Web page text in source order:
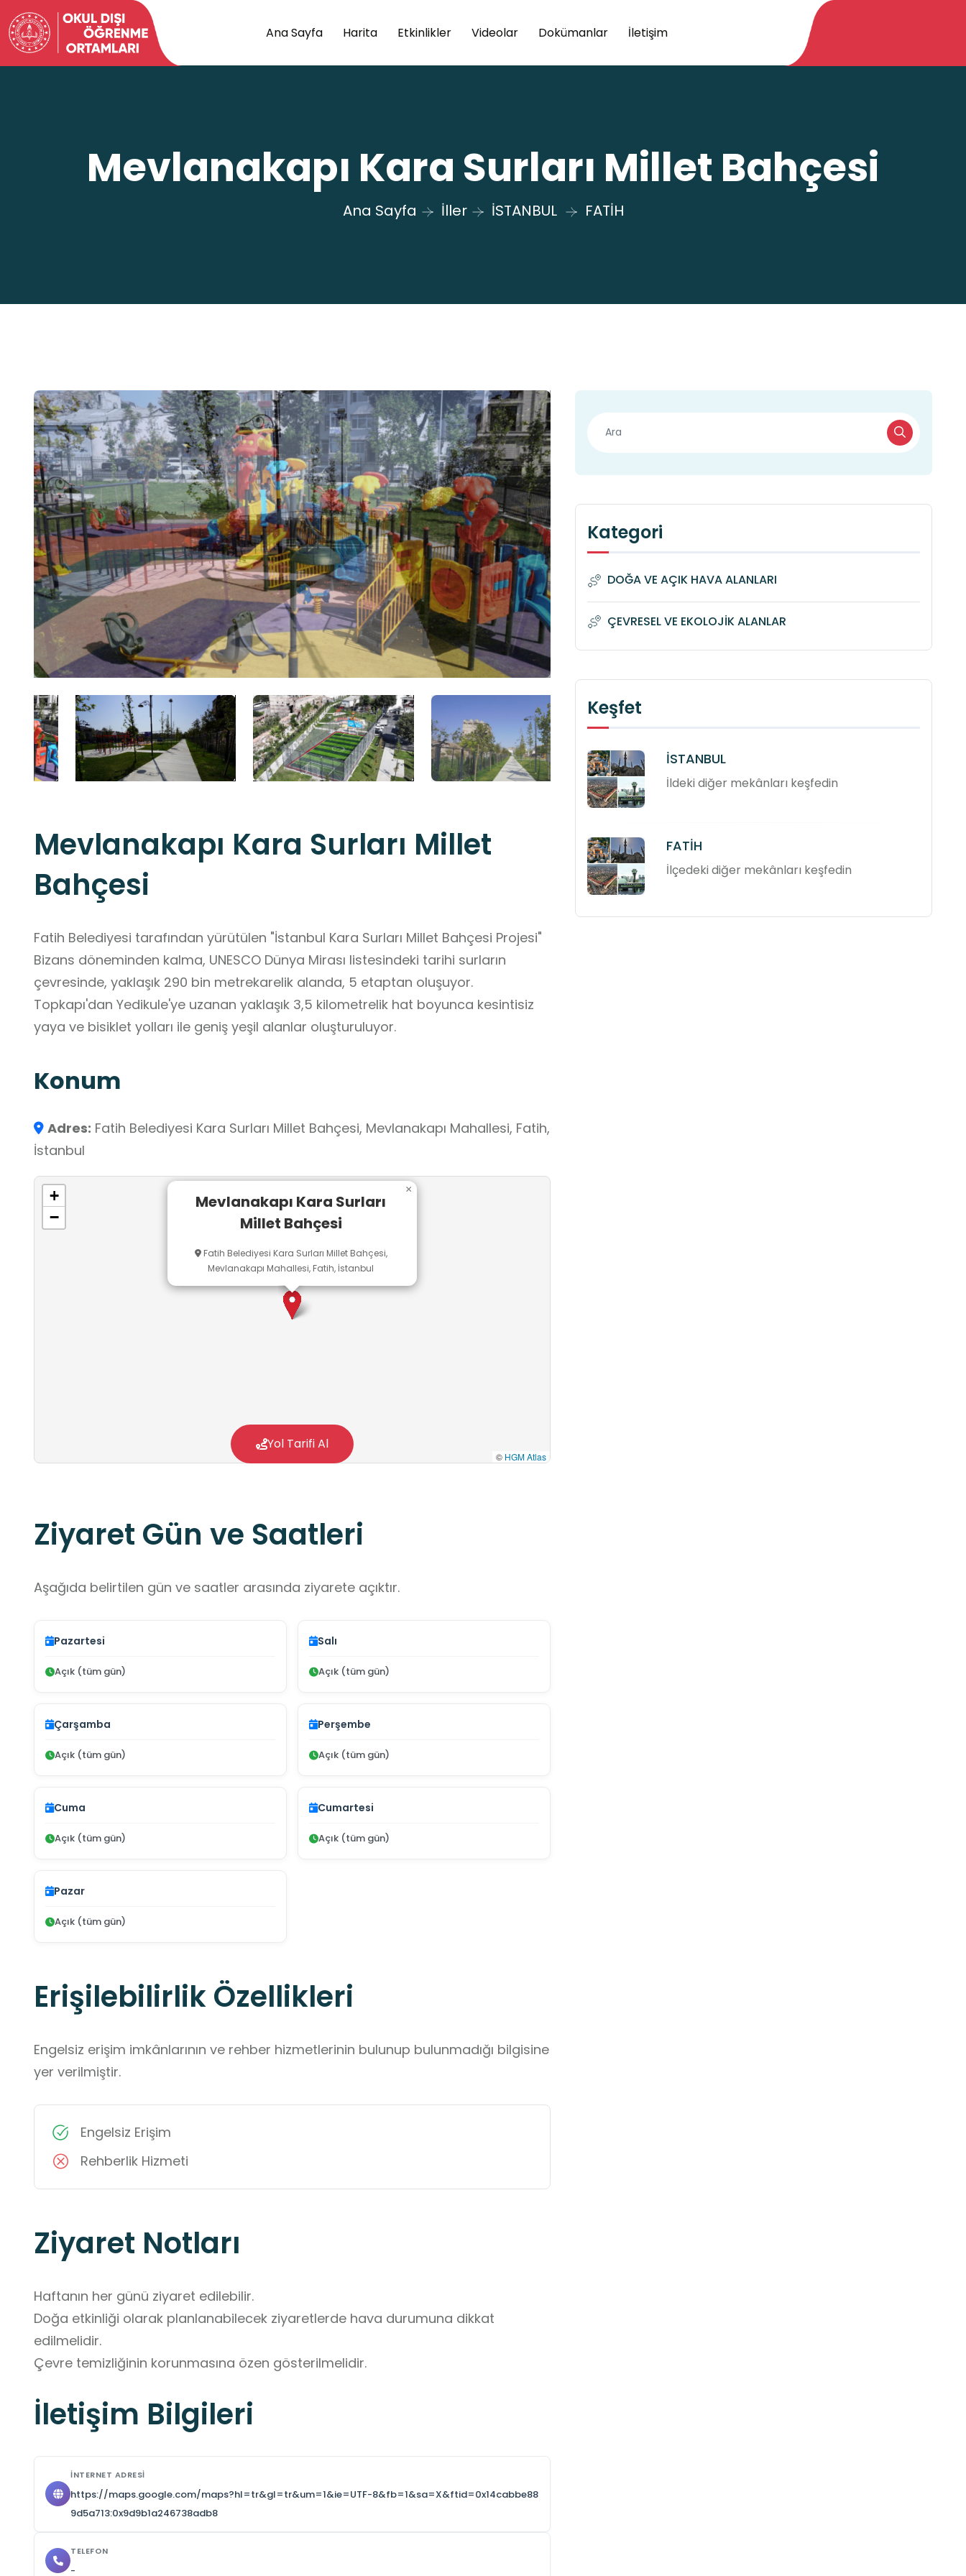
Ana Sayfa Harita Etkinlikler Videolar Dokümanlar İletişim
Mevlanakapı Kara Surları Millet Bahçesi
Ana Sayfa İller İSTANBUL FATİH
Mevlanakapı Kara Surları Millet
Bahçesi
Fatih Belediyesi tarafından yürütülen "İstanbul Kara Surları Millet Bahçesi Projesi"
Bizans döneminden kalma, UNESCO Dünya Mirası listesindeki tarihi surların
çevresinde, yaklaşık 290 bin metrekarelik alanda, 5 etaptan oluşuyor.
Topkapı'dan Yedikule'ye uzanan yaklaşık 3,5 kilometrelik hat boyunca kesintisiz
yaya ve bisiklet yolları ile geniş yeşil alanlar oluşturuluyor.
Konum
Adres: Fatih Belediyesi Kara Surları Millet Bahçesi, Mevlanakapı Mahallesi, Fatih,
İstanbul
Mevlanakapı Kara Surları
Millet Bahçesi
Fatih Belediyesi Kara Surları Millet Bahçesi,
Mevlanakapı Mahallesi, Fatih, İstanbul
×
+
−
© HGM Atlas
Yol Tarifi Al
Ziyaret Gün ve Saatleri
Aşağıda belirtilen gün ve saatler arasında ziyarete açıktır.
Pazartesi
Açık (tüm gün)
Salı
Açık (tüm gün)
Çarşamba
Açık (tüm gün)
Perşembe
Açık (tüm gün)
Cuma
Açık (tüm gün)
Cumartesi
Açık (tüm gün)
Pazar
Açık (tüm gün)
Erişilebilirlik Özellikleri
Engelsiz erişim imkânlarının ve rehber hizmetlerinin bulunup bulunmadığı bilgisine
yer verilmiştir.
Engelsiz Erişim
Rehberlik Hizmeti
Ziyaret Notları
Haftanın her günü ziyaret edilebilir.
Doğa etkinliği olarak planlanabilecek ziyaretlerde hava durumuna dikkat
edilmelidir.
Çevre temizliğinin korunmasına özen gösterilmelidir.
İletişim Bilgileri
İNTERNET ADRESI
https://maps.google.com/maps?hl=tr&gl=tr&um=1&ie=UTF-8&fb=1&sa=X&ftid=0x14cabbe88
9d5a713:0x9d9b1a246738adb8
TELEFON
-
Kategori
DOĞA VE AÇIK HAVA ALANLARI
ÇEVRESEL VE EKOLOJİK ALANLAR
Keşfet
İSTANBUL
İldeki diğer mekânları keşfedin
FATİH
İlçedeki diğer mekânları keşfedin